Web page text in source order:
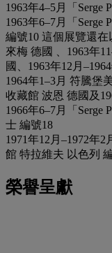
1963年4–5月「Serge
1963年6–7月「Serge
編號10 這個展覽還在
來梅 德國 、1963年
國、1963年12月
1964年1–3月 符騰堡
收藏館 波恩 德國及
1966年6–7月「
士 編號18
1971年12月–1972年
館 特拉維夫 以色列
榮譽呈獻